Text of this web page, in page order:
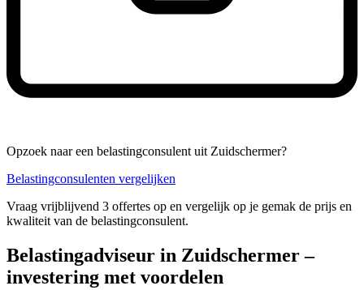
Opzoek naar een belastingconsulent uit Zuidschermer?
Belastingconsulenten vergelijken
Vraag vrijblijvend 3 offertes op en vergelijk op je gemak de prijs en
kwaliteit van de belastingconsulent.
Belastingadviseur in Zuidschermer –
investering met voordelen